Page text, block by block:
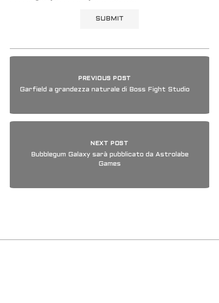
PREVIOUS POST
Garfield a grandezza naturale di Boss Fight Studio
NEXT POST
Bubblegum Galaxy sarà pubblicato da Astrolabe
Games